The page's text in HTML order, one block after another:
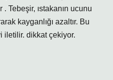
Tebeşir, ıstakanın ucunu
kayganlığı azaltır. Bu
iletilir. dikkat çekiyor.